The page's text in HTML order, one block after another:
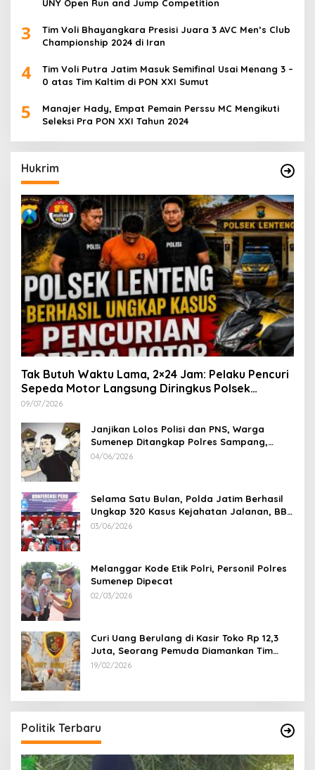
UNY Open Run and Jump Competition
3
Tim Voli Bhayangkara Presisi Juara 3 AVC Men’s Club
Championship 2024 di Iran
4
Tim Voli Putra Jatim Masuk Semifinal Usai Menang 3 –
0 atas Tim Kaltim di PON XXI Sumut
5
Manajer Hady, Empat Pemain Perssu MC Mengikuti
Seleksi Pra PON XXI Tahun 2024
Hukrim
Tak Butuh Waktu Lama, 2×24 Jam: Pelaku Pencuri
Sepeda Motor Langsung Diringkus Polsek
Lenteng di Wilayah Manding
09/07/2026
Janjikan Lolos Polisi dan PNS, Warga
Sumenep Ditangkap Polres Sampang,
Korban Rugi Rp 600 juta
04/06/2026
Selama Satu Bulan, Polda Jatim Berhasil
Ungkap 320 Kasus Kejahatan Jalanan, BB
100 Sepeda Motor dan 12 Mobil Diamankan
03/06/2026
Melanggar Kode Etik Polri, Personil Polres
Sumenep Dipecat
02/03/2026
Curi Uang Berulang di Kasir Toko Rp 12,3
Juta, Seorang Pemuda Diamankan Tim
Reskrim Polsek Lenteng Sumenep
19/02/2026
Politik Terbaru